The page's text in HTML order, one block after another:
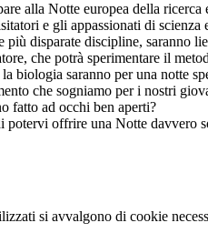
alla Notte europea della
e gli appassionati di scienza
disparate discipline, saranno
che potrà sperimentare il
biologia saranno per una notte
che sogniamo per i nostri
fatto ad occhi ben aperti?
offrire una Notte davvero
si avvalgono di cookie